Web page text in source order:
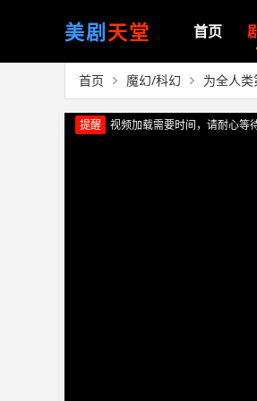
美剧天堂 首页
首页 魔幻/科幻 为全人
提醒 视频加载需要时间，请耐心等
正在播放：为全人类第五季（第10集